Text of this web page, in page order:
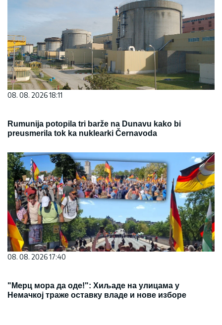
08. 08. 2026 18:11
Rumunija potopila tri barže na Dunavu kako bi
preusmerila tok ka nuklearki Černavoda
08. 08. 2026 17:40
"Мерц мора да оде!": Хиљаде на улицама у
Немачкој траже оставку владе и нове изборе